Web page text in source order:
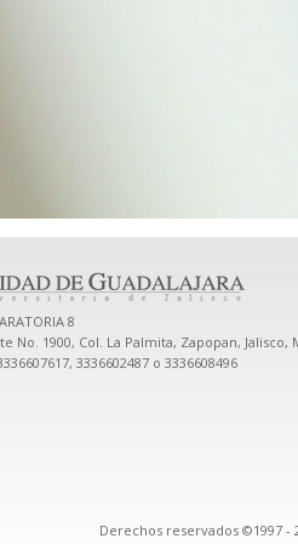
8
No. 1900, Col. La Palmita, Zapopan, Jalisco,
3336602487 o 3336608496
Derechos reservados ©1997